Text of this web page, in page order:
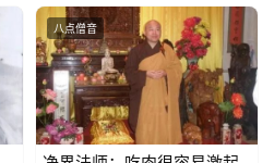
八点僧音